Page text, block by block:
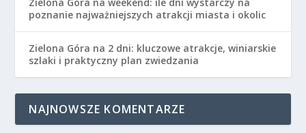
Zielona Góra na 2 dni: kluczowe atrakcje, winiarskie
szlaki i praktyczny plan zwiedzania
NAJNOWSZE KOMENTARZE
ARCHIWA